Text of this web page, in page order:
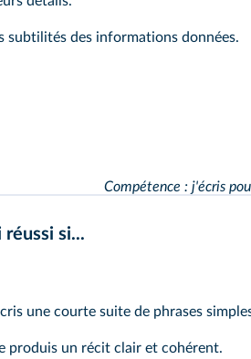
subtilités des informations données.
Compétence : j'écris
réussi si...
une courte suite de phrases
produis un récit clair et cohérent.